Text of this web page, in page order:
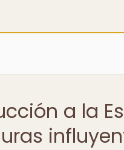
a la